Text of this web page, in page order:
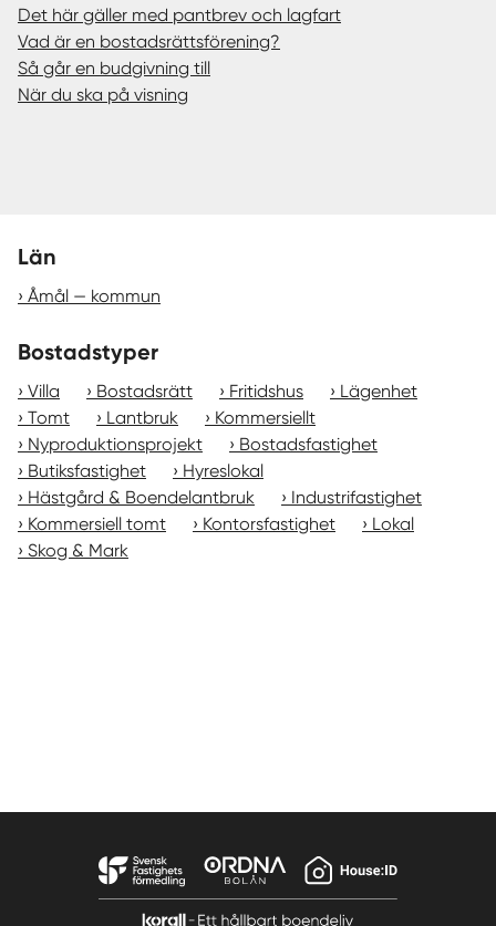
Det här gäller med pantbrev och lagfart
Vad är en bostadsrättsförening?
Så går en budgivning till
När du ska på visning
Län
Åmål — kommun
Bostadstyper
Villa Bostadsrätt Fritidshus
Lägenhet
Tomt
Lantbruk
Kommersiellt
Nyproduktionsprojekt
Bostadsfastighet
Butiksfastighet
Hyreslokal
Hästgård & Boendelantbruk
Industrifastighet
Kommersiell tomt
Kontorsfastighet
Lokal
Skog & Mark